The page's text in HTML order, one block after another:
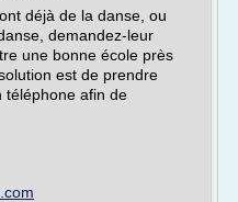
déjà de la danse, ou
demandez-leur
une bonne école près
est de prendre
téléphone afin de